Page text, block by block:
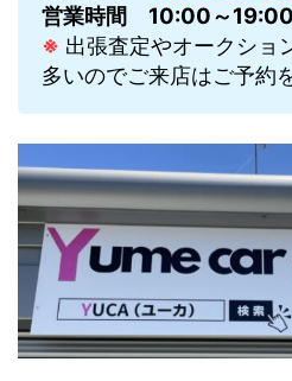
営業時間
10:00～19:00
※ 出張査定やオークショ
多いのでご来店はご予約